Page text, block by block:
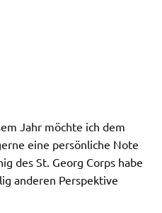
Jahr möchte ich dem
eine persönliche Note
des St. Georg Corps habe
anderen Perspektive